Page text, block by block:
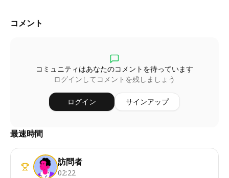
コメント
コミュニティはあなたのコメントを待っています
ログインしてコメントを残しましょう
ログイン サインアップ
最速時間
訪問者
02:22